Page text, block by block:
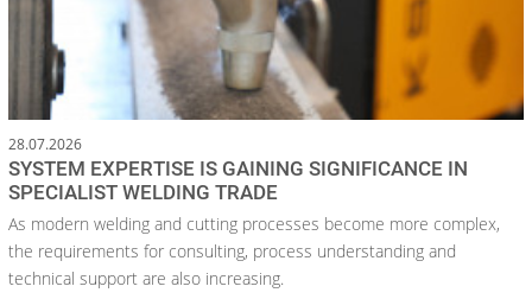
28.07.2026
SYSTEM EXPERTISE IS GAINING SIGNIFICANCE IN
SPECIALIST WELDING TRADE
As modern welding and cutting processes become more complex,
the requirements for consulting, process understanding and
technical support are also increasing.